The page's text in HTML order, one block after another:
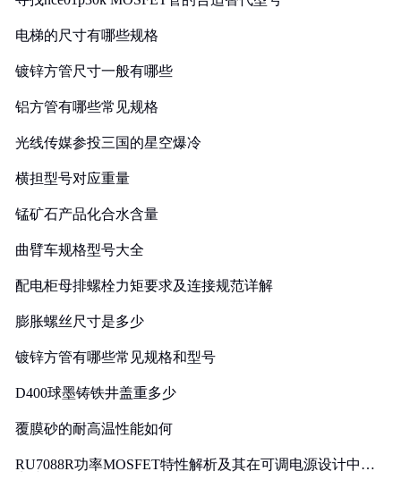
电梯的尺寸有哪些规格
镀锌方管尺寸一般有哪些
铝方管有哪些常见规格
光线传媒参投三国的星空爆冷
横担型号对应重量
锰矿石产品化合水含量
曲臂车规格型号大全
配电柜母排螺栓力矩要求及连接规范详解
膨胀螺丝尺寸是多少
镀锌方管有哪些常见规格和型号
D400球墨铸铁井盖重多少
覆膜砂的耐高温性能如何
RU7088R功率MOSFET特性解析及其在可调电源设计中的